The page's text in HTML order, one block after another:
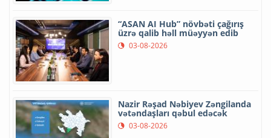
“ASAN AI Hub” növbəti çağırış
üzrə qalib həll müəyyən edib
03-08-2026
Nazir Rəşad Nəbiyev Zəngilanda
vətəndaşları qəbul edəcək
03-08-2026